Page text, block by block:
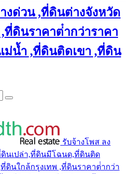
ด่วน ,ที่ดินต่างจังหวัด
ที่ดินราคาต่ํากว่าราคา
ม่น้ำ ,ที่ดินติดเขา ,ที่ดิน
รับจ้างโพส ลง
นเปล่า,ที่ดินมีโฉนด,ที่ดินติด
ดินใกล้กรุงเทพ ,ที่ดินราคาต่ํากว่า